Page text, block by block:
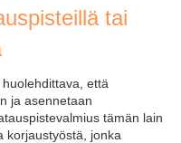
tai
että
ja asennetaan
tämän lain
korjaustyöstä, jonka